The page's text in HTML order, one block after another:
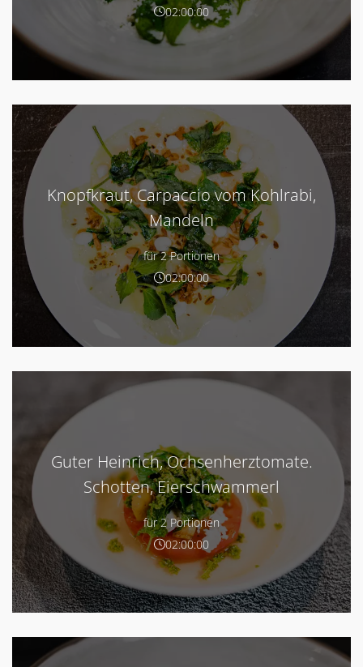
02:00:00
Knopfkraut, Carpaccio vom Kohlrabi,
Mandeln
für 2 Portionen
02:00:00
Guter Heinrich, Ochsenherztomate.
Schotten, Eierschwammerl
für 2 Portionen
02:00:00